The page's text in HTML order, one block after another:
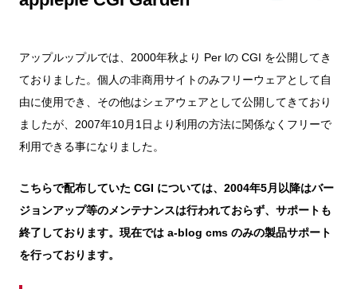
アップルップルでは、2000年秋より Per lの CGI を公開してき
ておりました。個人の非商用サイトのみフリーウェアとして自
由に使用でき、その他はシェアウェアとして公開してきており
ましたが、2007年10月1日より利用の方法に関係なくフリーで
利用できる事になりました。
こちらで配布していた CGI については、2004年5月以降はバー
ジョンアップ等のメンテナンスは行われておらず、サポートも
終了しております。現在では a-blog cms のみの製品サポート
を行っております。